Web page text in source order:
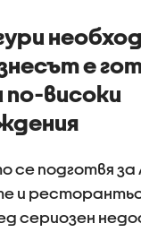
е
високи
се подготвя за
и
сериозен